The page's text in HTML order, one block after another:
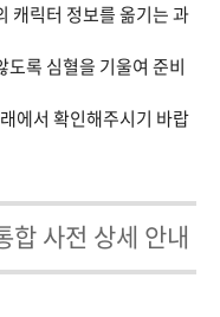
캐릭터 정보를 옮기는 과
록 심혈을 기울여 준비
에서 확인해주시기 바랍
합 사전 상세 안내